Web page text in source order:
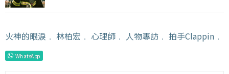
火神的眼淚 ﹒ 林柏宏 ﹒ 心理師 ﹒ 人物專訪 ﹒ 拍手Clappin ﹒
WhatsApp